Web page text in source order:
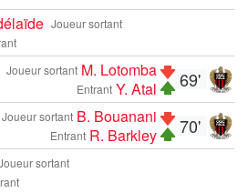
Joueur sortant
69'
Joueur sortant M. Lotomba
Entrant Y. Atal
70'
Joueur sortant B. Bouanani
Entrant R. Barkley
sortant